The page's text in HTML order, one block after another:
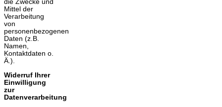
die Zwecke und
Mittel der
Verarbeitung
von
personenbezogenen
Daten (z.B.
Namen,
Kontaktdaten o.
Ä.).
Widerruf Ihrer
Einwilligung
zur
Datenverarbeitung